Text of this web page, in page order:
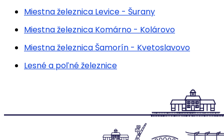
Miestna železnica Levice - Šurany
Miestna železnica Komárno - Kolárovo
Miestna železnica Šamorín - Kvetoslavovo
Lesné a poľné železnice